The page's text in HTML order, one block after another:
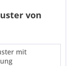
von
mit